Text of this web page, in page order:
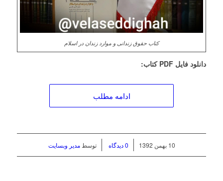
کتاب حقوق زندانی و موارد زندان در اسلام
دانلود فایل PDF کتاب:
ادامه مطلب
10 بهمن 1392 / 0 دیدگاه توسطمدیر وبسایت